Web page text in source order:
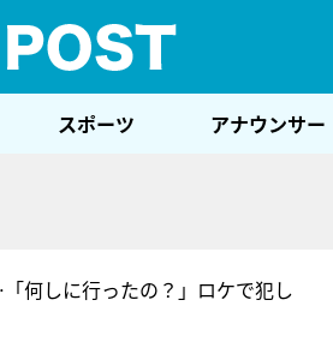
スポーツ アナウンサー
何しに行ったの？」ロケで犯し